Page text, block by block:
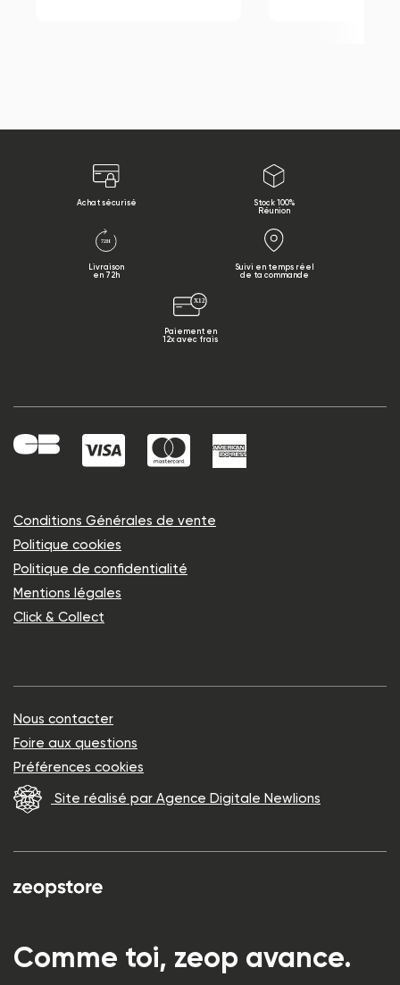
Achat sécurisé
Stock 100%
Réunion
Livraison
en 72h
Suivi en temps réel
de ta commande
Paiement en
12x avec frais
Comme toi, zeop avance.
Conditions Générales de vente
Politique cookies
Politique de confidentialité
Mentions légales
Click & Collect
Nous contacter
Foire aux questions
Préférences cookies
Site réalisé par Agence Digitale Newlions